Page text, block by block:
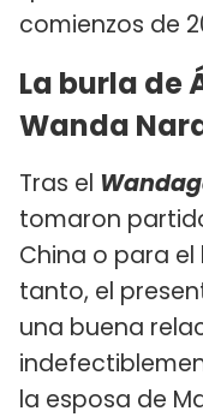
comienzos de
La burla de
Wanda
Tras el
tomaron
China o para
tanto, el
una buena
la esposa de